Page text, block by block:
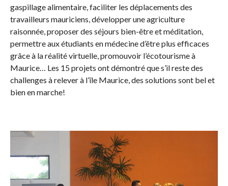
gaspillage alimentaire, faciliter les déplacements des
travailleurs mauriciens, développer une agriculture
raisonnée, proposer des séjours bien-être et méditation,
permettre aux étudiants en médecine d’être plus efficaces
grâce à la réalité virtuelle, promouvoir l’écotourisme à
Maurice… Les 15 projets ont démontré que s’il reste des
challenges à relever à l’île Maurice, des solutions sont bel et
bien en marche!